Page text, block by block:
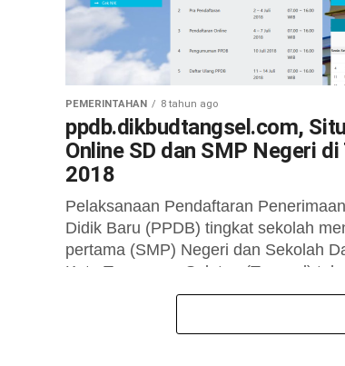
PEMERINTAHAN 8 tahun ago
ppdb.dikbudtangsel.com,
Online SD dan SMP Negeri di
2018
Pelaksanaan Pendaftaran
Didik Baru (PPDB) tingkat sekolah
pertama (SMP) Negeri dan Sekolah
Kota Tangerang Selatan (Tangsel)
Dinas Pendidikan...